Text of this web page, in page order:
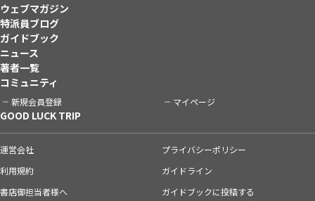
ウェブマガジン
特派員ブログ
ガイドブック
ニュース
著者一覧
コミュニティ
新規会員登録 マイページ
GOOD LUCK TRIP
運営会社
プライバシーポリシー
利用規約
ガイドライン
書店御担当者様へ
ガイドブックに投稿する